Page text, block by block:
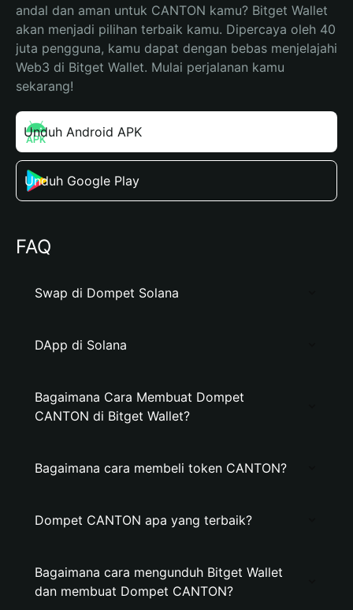
andal dan aman untuk CANTON kamu? Bitget Wallet
akan menjadi pilihan terbaik kamu. Dipercaya oleh 40
juta pengguna, kamu dapat dengan bebas menjelajahi
Web3 di Bitget Wallet. Mulai perjalanan kamu
sekarang!
Unduh Android APK
Unduh Google Play
FAQ
Swap di Dompet Solana
DApp di Solana
Bagaimana Cara Membuat Dompet
CANTON di Bitget Wallet?
Bagaimana cara membeli token CANTON?
Dompet CANTON apa yang terbaik?
Bagaimana cara mengunduh Bitget Wallet
dan membuat Dompet CANTON?